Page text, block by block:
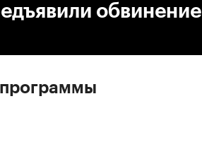
обвинение
программы